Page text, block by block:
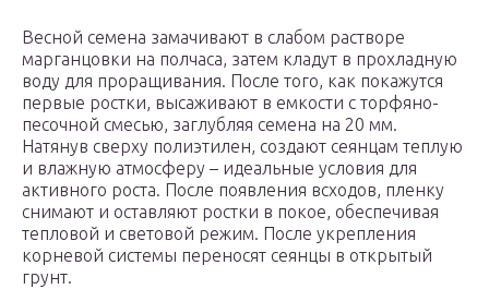
Весной семена замачивают в слабом растворе
марганцовки на полчаса, затем кладут в прохладную
воду для проращивания. После того, как покажутся
первые ростки, высаживают в емкости с торфяно-
песочной смесью, заглубляя семена на 20 мм.
Натянув сверху полиэтилен, создают сеянцам теплую
и влажную атмосферу – идеальные условия для
активного роста. После появления всходов, пленку
снимают и оставляют ростки в покое, обеспечивая
тепловой и световой режим. После укрепления
корневой системы переносят сеянцы в открытый
грунт.